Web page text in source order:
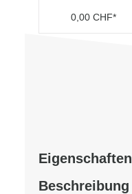
0,00 CHF*
Beschreibung
Eigenschaften